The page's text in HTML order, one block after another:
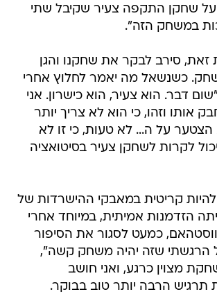
על שחקן התקפה צעיר שקיבל שתי
במשחק הזה".
זאת, סירב לבקר את שחקנו והגן
כשנשאל מה יאמר לחלוץ אחרי
דבר. הוא צעיר, הוא כישרון. אני
אותו וזהו, כי הוא לא צריך יותר
הצטער על ה... לא טעות, כי זו לא
לקרות לשחקן צעיר בסיטואציה
קריטית במאבקי ההישרדות של
הזדמנות אמיתית, במיוחד אחרי
כמעט לסגור את הסיפור
הרגשתי שזה יהיה משחק קשה",
מצוין כרגע, ואני חושב
תרגיש הרבה יותר טוב בבוקר.